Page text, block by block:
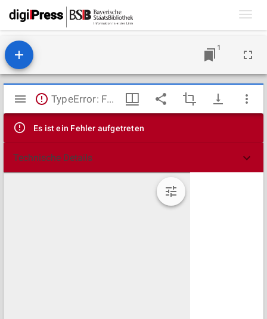
1
Mirador
Viewer
TypeError: Failed to fetch
Es ist ein Fehler aufgetreten
Technische Details